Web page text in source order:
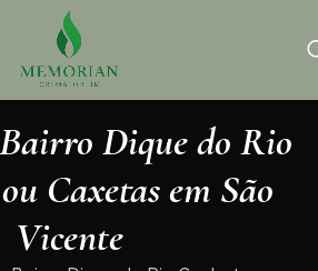
Dique do Rio
Caxetas em São
Vicente